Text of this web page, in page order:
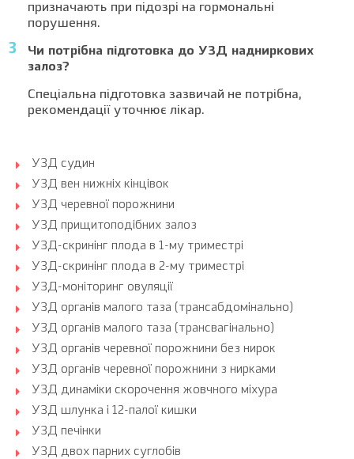
призначають при підозрі на гормональні
порушення.
Чи потрібна підготовка до УЗД надниркових
залоз?
Спеціальна підготовка зазвичай не потрібна,
рекомендації уточнює лікар.
УЗД судин
УЗД вен нижніх кінцівок
УЗД черевної порожнини
УЗД прищитоподібних залоз
УЗД-скринінг плода в 1-му триместрі
УЗД-скринінг плода в 2-му триместрі
УЗД-моніторинг овуляції
УЗД органів малого таза (трансабдомінально)
УЗД органів малого таза (трансвагінально)
УЗД органів черевної порожнини без нирок
УЗД органів черевної порожнини з нирками
УЗД динаміки скорочення жовчного міхура
УЗД шлунка і 12-палої кишки
УЗД печінки
УЗД двох парних суглобів